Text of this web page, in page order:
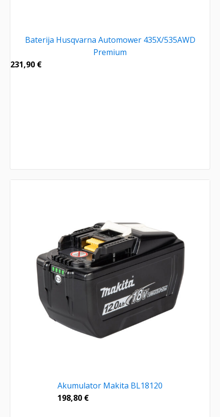
Baterija Husqvarna Automower 435X/535AWD
Premium
231,90 €
Akumulator Makita BL18120
198,80 €